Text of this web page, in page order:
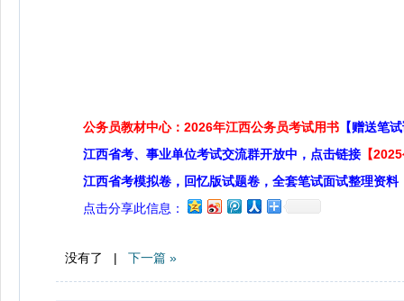
公务员教材中心：2026年江西公务员考试用书 【赠送笔
江西省考、事业单位考试交流群开放中，点击链接 【
江西省考模拟卷，回忆版试题卷，全套笔试面试整理资料
点击分享此信息：
没有了 | 下一篇 »